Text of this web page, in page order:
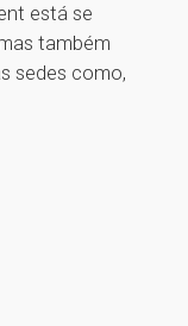
está se
também
sedes como,